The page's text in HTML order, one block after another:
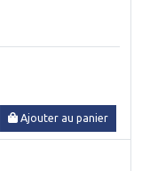
Ajouter au panier